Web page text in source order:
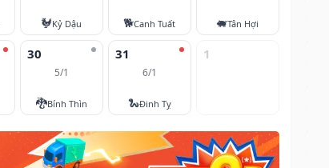
🐓Kỷ Dậu 🐕Canh Tuất 🐖Tân Hợi
30
5/1
🐉Bính Thìn
31
6/1
🐍Đinh Tỵ
1